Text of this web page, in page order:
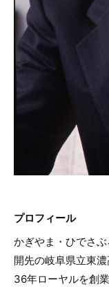
プロフィール
かぎやま・ひでさ
開先の岐阜県立東
36年ローヤルを創